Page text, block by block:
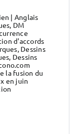
| Anglais
DM
d'accords
Dessins
Dessins
la fusion du
en juin